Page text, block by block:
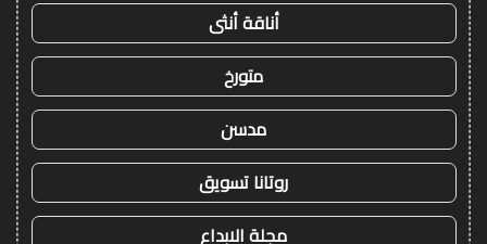
أناقة أنثى
متورخ
مدسن
روتانا تسويق
مجلة الابداع